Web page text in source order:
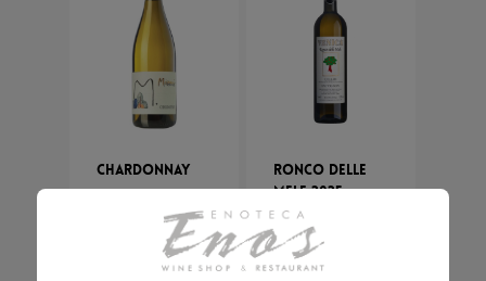
Chardonnay
Ronco delle
Mele 2025
Venica & Venica
45,00